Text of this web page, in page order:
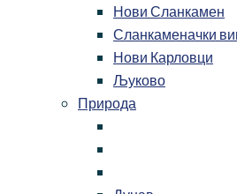
Нови Сланкамен
Сланкаменачки
Нови Карловци
Љуково
Природа